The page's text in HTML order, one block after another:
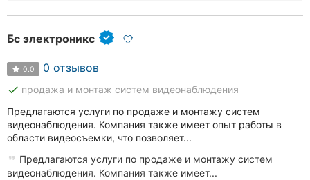
Бс электроникс
0.0 0 отзывов
done продажа и монтаж систем видеонаблюдения
Предлагаются услуги по продаже и монтажу систем
видеонаблюдения. Компания также имеет опыт работы в
области видеосъемки, что позволяет...
Предлагаются услуги по продаже и монтажу систем
видеонаблюдения. Компания также имеет...